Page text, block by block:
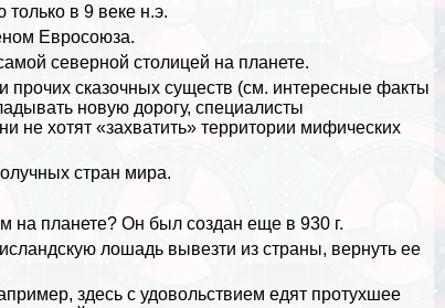
в 9 веке н.э.
Евросоюза.
северной столицей на планете.
прочих сказочных существ (см. интересные факты
новую дорогу, специалисты
не хотят «захватить» территории мифических
стран мира.
на планете? Он был создан еще в 930 г.
лошадь вывезти из страны, вернуть ее
здесь с удовольствием едят протухшее